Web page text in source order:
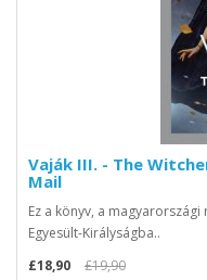
Vaják III. - The
Mail
Ez a könyv, a
Egyesült-Királyságba..
£18,90
£19,90